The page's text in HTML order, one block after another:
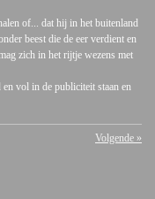
of... dat hij in het buitenland
beest die de eer verdient en
zich in het rijtje wezens met
vol in de publiciteit staan en
Volgende »